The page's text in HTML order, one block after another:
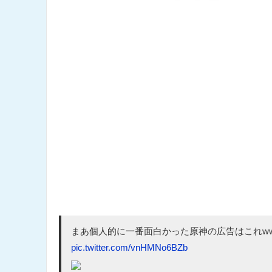
まあ個人的に一番面白かった原神の広告はこれ
pic.twitter.com/vnHMNo6BZb